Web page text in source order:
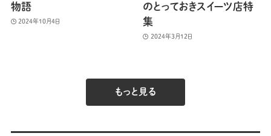
物語
2024年10月4日
のとっておきスイーツ店特
集
2024年3月12日
もっと見る